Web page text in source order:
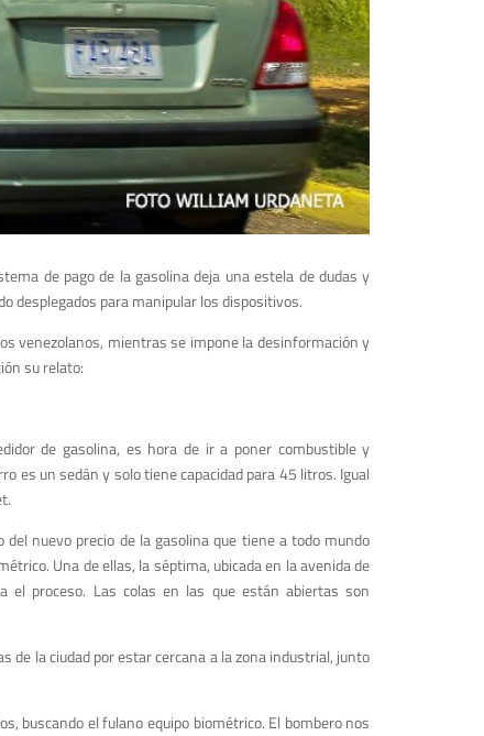
de pagode la gasolinadeja una estela de dudas y
desplegados para manipular los dispositivos.
venezolanos, mientras se impone la desinformación y
su relato:
de gasolina, es hora de ir a poner combustible y
es un sedán y solo tiene capacidad para 45 litros. Igual
nuevo precio de la gasolina que tiene a todo mundo
Una de ellas, laséptima, ubicada en la avenidade
el proceso. Las colas en las que están abiertas son
de la ciudadpor estar cercana a la zona industrial, junto
buscando el fulano equipo biométrico. El bombero nos